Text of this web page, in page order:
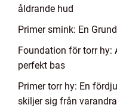
åldrande hud
Primer smink: En
Foundation för torr hy:
perfekt bas
Primer torr hy: En
skiljer sig från varandra